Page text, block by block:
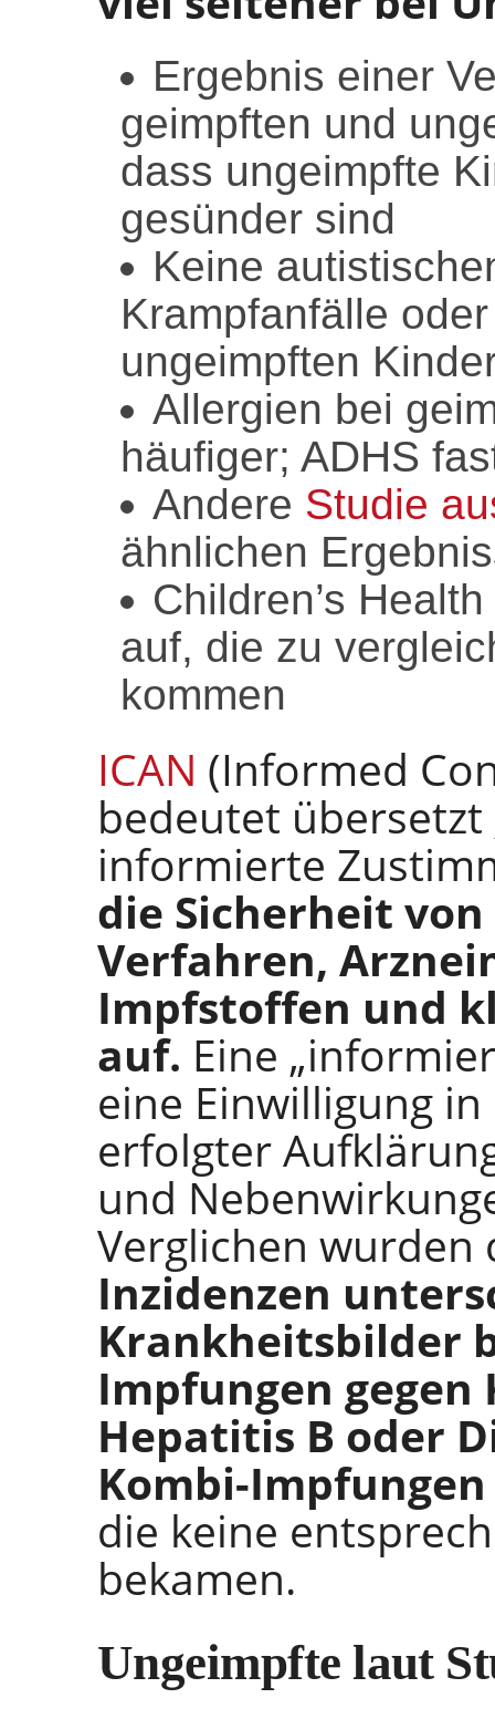
Ergebnis einer
geimpften und
dass ungeimpfte
gesünder sind
Keine
Krampfanfälle
ungeimpften
Allergien bei
häufiger; ADHS
Andere Studie
ähnlichen
Children’s
auf, die zu
kommen
ICAN (Informed
bedeutet
informierte
die Sicherheit
Verfahren,
Impfstoffen und
auf. Eine
eine Einwilligung
erfolgter
und
Verglichen wurden
Inzidenzen
Krankheitsbilder
Impfungen
Hepatitis B oder
Kombi-
die keine
bekamen.
Ungeimpfte laut